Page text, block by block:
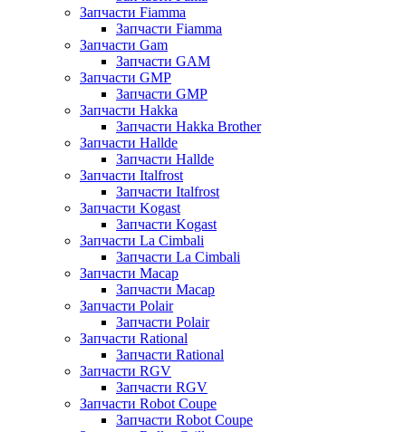
Запчасти Fiamma
Запчасти Fiamma
Запчасти Gam
Запчасти GAM
Запчасти GMP
Запчасти GMP
Запчасти Hakka
Запчасти Hakka Brother
Запчасти Hallde
Запчасти Hallde
Запчасти Italfrost
Запчасти Italfrost
Запчасти Kogast
Запчасти Kogast
Запчасти La Cimbali
Запчасти La Cimbali
Запчасти Macap
Запчасти Macap
Запчасти Polair
Запчасти Polair
Запчасти Rational
Запчасти Rational
Запчасти RGV
Запчасти RGV
Запчасти Robot Coupe
Запчасти Robot Coupe